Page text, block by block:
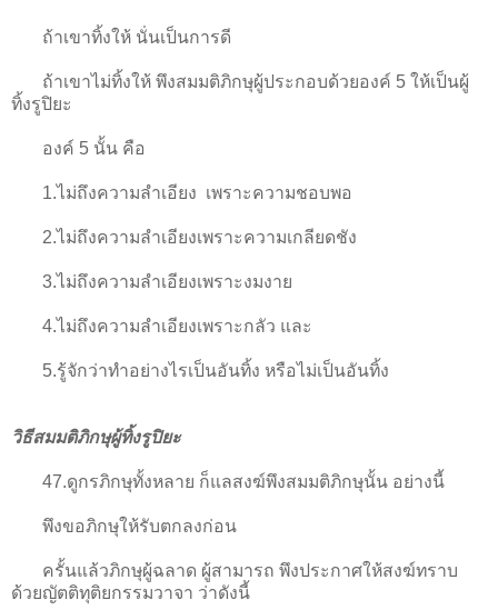
ถ้าเขาทิ้งให้ นั่นเป็นการดี
ถ้าเขาไม่ทิ้งให้ พึงสมมติภิกษุผู้ประกอบด้วยองค์ 5 ให้เป็นผู้
ทิ้งรูปิยะ
องค์ 5 นั้น คือ
1.ไม่ถึงความลำเอียง เพราะความชอบพอ
2.ไม่ถึงความลำเอียงเพราะความเกลียดชัง
3.ไม่ถึงความลำเอียงเพราะงมงาย
4.ไม่ถึงความลำเอียงเพราะกลัว และ
5.รู้จักว่าทำอย่างไรเป็นอันทิ้ง หรือไม่เป็นอันทิ้ง
วิธีสมมติภิกษุผู้ทิ้งรูปิยะ
47.ดูกรภิกษุทั้งหลาย ก็แลสงฆ์พึงสมมติภิกษุนั้น อย่างนี้
พึงขอภิกษุให้รับตกลงก่อน
ครั้นแล้วภิกษุผู้ฉลาด ผู้สามารถ พึงประกาศให้สงฆ์ทราบ
ด้วยญัตติทุติยกรรมวาจา ว่าดังนี้